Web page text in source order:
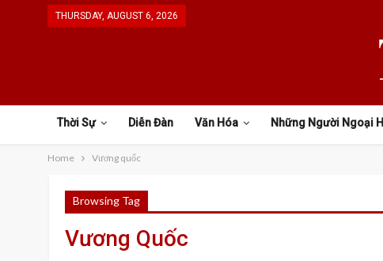
THURSDAY, AUGUST 6, 2026
Thời Sự Diễn Đàn Văn Hóa Những Người Ngoại
Home Vương quốc
Browsing Tag
Vương Quốc